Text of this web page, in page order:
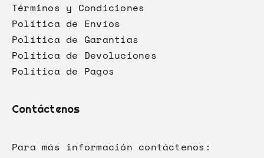
Términos y Condiciones
Política de Envíos
Política de Garantías
Política de Devoluciones
Política de Pagos
Contáctenos
Para más información contáctenos: